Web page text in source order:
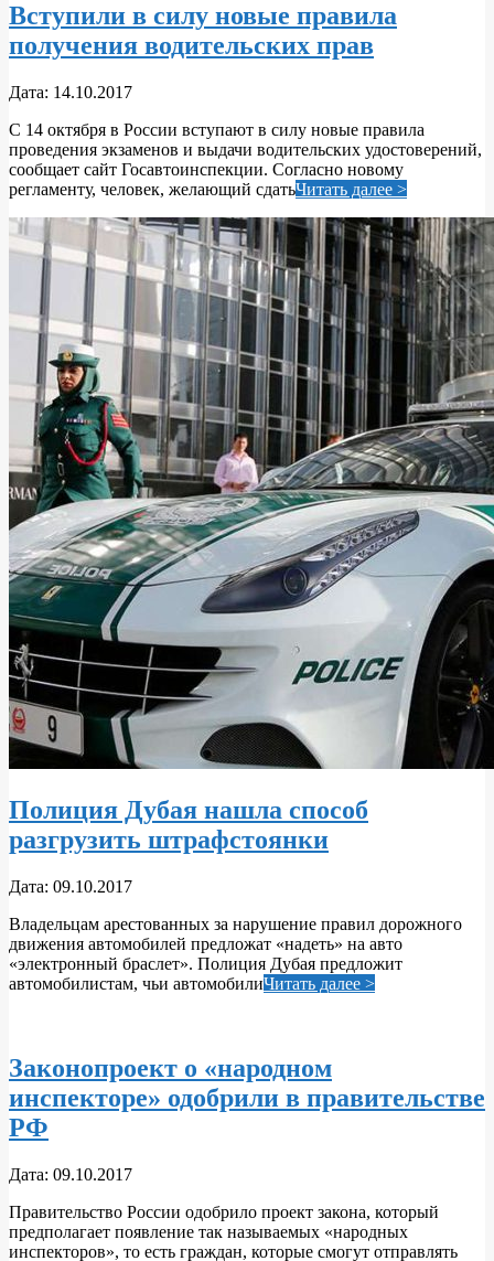
Вступили в силу новые правила
получения водительских прав
2017-
14
Дата: 14.10.2017
C 14 октября в России вступают в силу новые правила
проведения экзаменов и выдачи водительских удостоверений,
сообщает сайт Госавтоинспекции. Согласно новому
регламенту, человек, желающий сдатьЧитать далее >
Полиция Дубая нашла способ
разгрузить штрафстоянки
2017-
09
Дата: 09.10.2017
Владельцам арестованных за нарушение правил дорожного
движения автомобилей предложат «надеть» на авто
«электронный браслет». Полиция Дубая предложит
автомобилистам, чьи автомобилиЧитать далее >
Законопроект о «народном
инспекторе» одобрили в правительстве
РФ
2017-
09
Дата: 09.10.2017
Правительство России одобрило проект закона, который
предполагает появление так называемых «народных
инспекторов», то есть граждан, которые смогут отправлять